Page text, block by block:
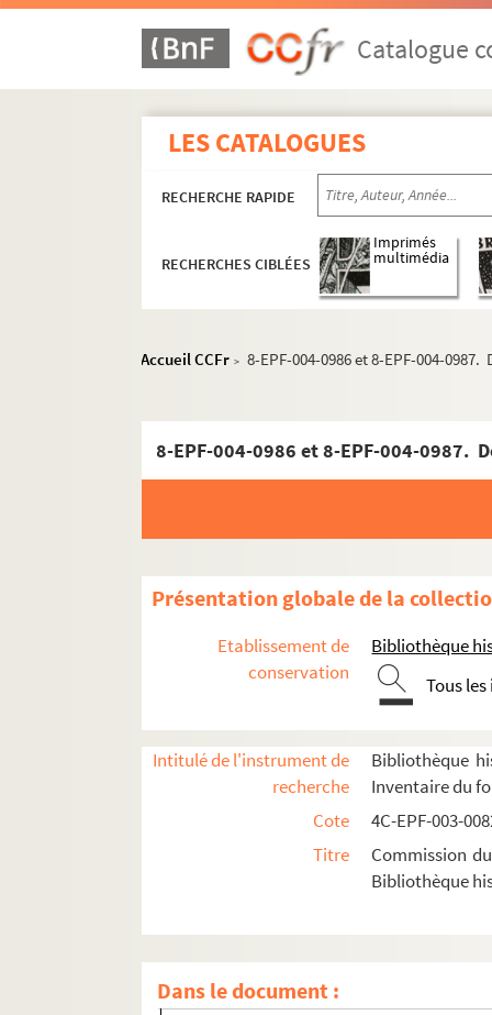
Catalogue
LES CATALOGUES
RECHERCHE RAPIDE
RECHERCHES CIBLÉES
Imprimés
multimédia
Accueil CCFr > 8-EPF-004-0986 et 8-EPF-004-
Présentation globale de la
Etablissement de
conservation
Bibliothèque
Tous
Intitulé de l'instrument de
recherche
Bibliothèque
Inventaire du
Cote
4C-EPF-003-
Titre
Commission
Bibliothèque
Dans le document :
1er arrondissement
3e arrondissement
4e arrondissement
8e arrondissement
9e arrondissement
11e arrondissement
12e arrondissement
13e arrondissement
14e arrondissement
15e arrondissement
17e arrondissement
18e arrondissement
Dossier n° 1 bis
Dossier n° 4
Dossier n° 4 bis